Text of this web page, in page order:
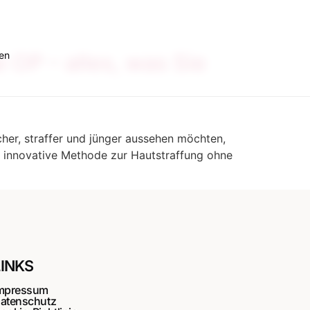
– alles, was Sie
straffer und jünger aussehen möchten,
Methode zur Hautstraffung ohne